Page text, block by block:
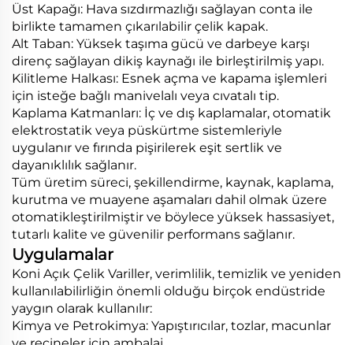
Üst Kapağı: Hava sızdırmazlığı sağlayan conta ile
birlikte tamamen çıkarılabilir çelik kapak.
Alt Taban: Yüksek taşıma gücü ve darbeye karşı
direnç sağlayan dikiş kaynağı ile birleştirilmiş yapı.
Kilitleme Halkası: Esnek açma ve kapama işlemleri
için isteğe bağlı manivelalı veya cıvatalı tip.
Kaplama Katmanları: İç ve dış kaplamalar, otomatik
elektrostatik veya püskürtme sistemleriyle
uygulanır ve fırında pişirilerek eşit sertlik ve
dayanıklılık sağlanır.
Tüm üretim süreci, şekillendirme, kaynak, kaplama,
kurutma ve muayene aşamaları dahil olmak üzere
otomatikleştirilmiştir ve böylece yüksek hassasiyet,
tutarlı kalite ve güvenilir performans sağlanır.
Uygulamalar
Koni Açık Çelik Variller, verimlilik, temizlik ve yeniden
kullanılabilirliğin önemli olduğu birçok endüstride
yaygın olarak kullanılır:
Kimya ve Petrokimya: Yapıştırıcılar, tozlar, macunlar